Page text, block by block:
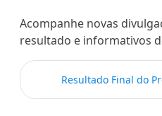
Acompanhe novas
resultado e informativos
Resultado Final do